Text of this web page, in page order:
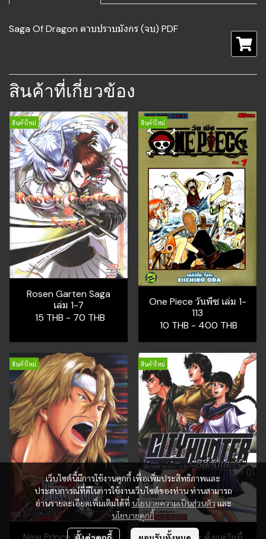
Saga Of Dragon ดาบปราบมังกร (จบ) PDF
สินค้าที่เกี่ยวข้อง
สินค้าใหม่
Rosen Garten Saga
เล่ม 1-7
15 THB - 70 THB
สินค้าใหม่
One Piece วันพีซ เล่ม 1-
113
10 THB - 400 THB
สินค้าใหม่ สินค้าใหม่
เว็บไซต์นี้มีการใช้งานคุกกี้ เพื่อเพิ่มประสิทธิภาพและ
ประสบการณ์ที่ดีในการใช้งานเว็บไซต์ของท่าน ท่านสามารถ
อ่านรายละเอียดเพิ่มเติมได้ที่ นโยบายความเป็นส่วนตัวและ
นโยบายคุกกี้